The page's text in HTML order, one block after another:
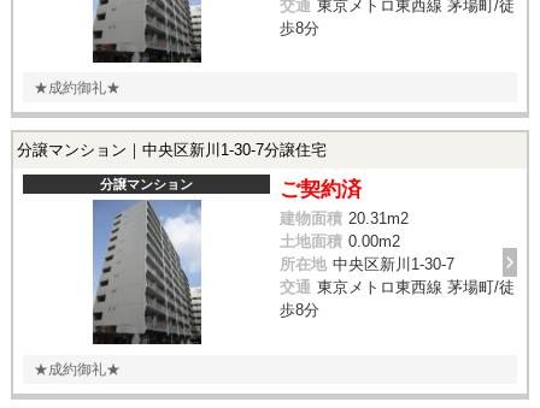
交通 東京メトロ東西線 茅場町/徒
歩8分
★成約御礼★
分譲マンション｜中央区新川1-30-7分譲住宅
分譲マンション ご契約済
建物面積 20.31m2
土地面積 0.00m2
所在地 中央区新川1-30-7
交通 東京メトロ東西線 茅場町/徒
歩8分
★成約御礼★